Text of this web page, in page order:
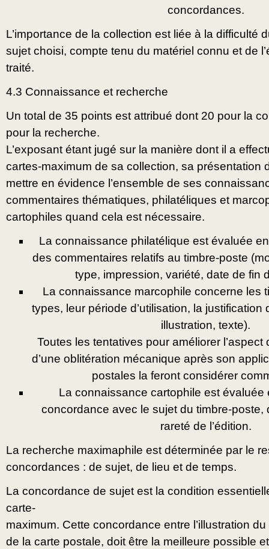
concordances.
L’importance de la collection est liée à la difficulté
sujet choisi, compte tenu du matériel connu et de
traité.
4.3 Connaissance et recherche
Un total de 35 points est attribué dont 20 pour la
pour la recherche.
L’exposant étant jugé sur la manière dont il a
cartes-maximum de sa collection, sa présentation
mettre en évidence l’ensemble de ses
commentaires thématiques, philatéliques et
cartophiles quand cela est nécessaire.
La connaissance philatélique est évaluée
des commentaires relatifs au timbre-poste
type, impression, variété, date de fin
La connaissance marcophile concerne les
types, leur période d’utilisation, la justification
illustration, texte).
Toutes les tentatives pour améliorer l’aspect
d’une oblitération mécanique après son
postales la feront considérer
La connaissance cartophile est évaluée
concordance avec le sujet du timbre-poste,
rareté de l’édition.
La recherche maximaphile est déterminée par le
concordances : de sujet, de lieu et de temps.
La concordance de sujet est la condition
carte-
maximum. Cette concordance entre l’illustration
de la carte postale, doit être la meilleure possible